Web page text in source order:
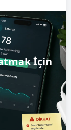
İçin